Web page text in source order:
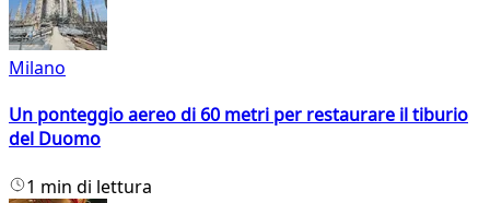
Milano
Un ponteggio aereo di 60 metri per restaurare il tiburio
del Duomo
1 min di lettura